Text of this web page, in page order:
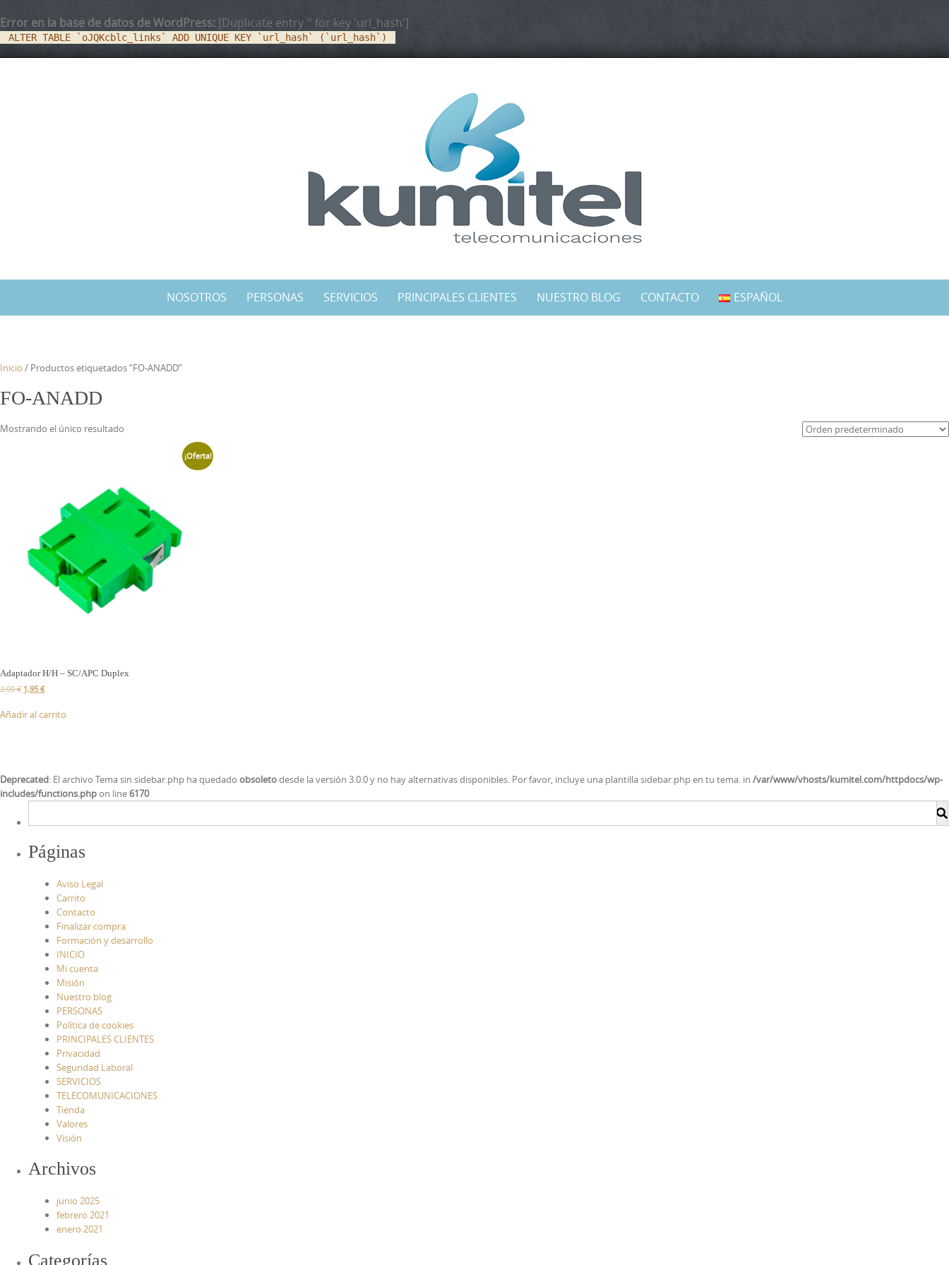
Error en la base de datos de WordPress: [Duplicate entry '' for key 'url_hash']
ALTER TABLE `oJQKcblc_links` ADD UNIQUE KEY `url_hash` (`url_hash`)
NOSOTROS PERSONAS SERVICIOS PRINCIPALES CLIENTES NUESTRO BLOG CONTACTO ESPAÑOL
Inicio / Productos etiquetados “FO-ANADD”
FO-ANADD
Mostrando el único resultado
¡Oferta!
Adaptador H/H – SC/APC Duplex
2,00€ 1,95 €
Añadir al carrito
Deprecated: El archivo Tema sin sidebar.php ha quedado obsoletodesde la versión 3.0.0 y no hay alternativas disponibles. Por favor, incluye una plantilla sidebar.php en tu tema. in /var/www/vhosts/kumitel.com/httpdocs/wp-
includes/functions.phpon line6170
Páginas
Aviso Legal
Carrito
Contacto
Finalizar compra
Formación y desarrollo
INICIO
Mi cuenta
Misión
Nuestro blog
PERSONAS
Política de cookies
PRINCIPALES CLIENTES
Privacidad
Seguridad Laboral
SERVICIOS
TELECOMUNICACIONES
Tienda
Valores
Visión
Archivos
junio 2025
febrero 2021
enero 2021
Categorías